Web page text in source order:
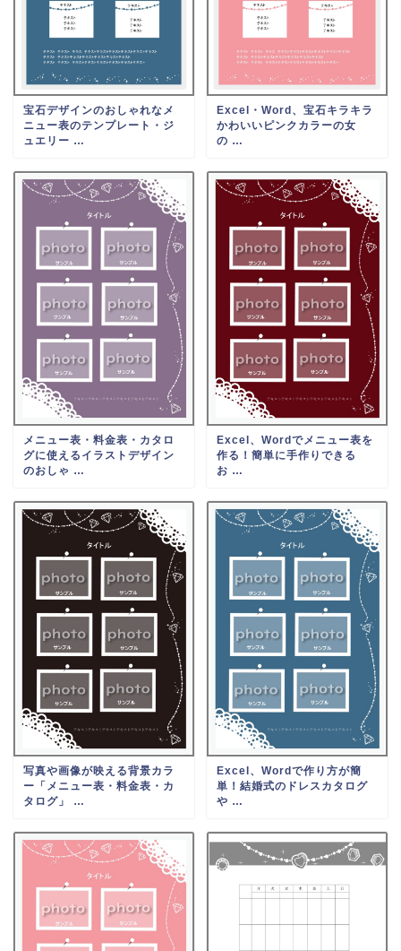
宝石デザインのおしゃれなメ
ニュー表のテンプレート・ジ
ュエリー …
Excel・Word、宝石キラキラ
かわいいピンクカラーの女
の …
メニュー表・料金表・カタロ
グに使えるイラストデザイン
のおしゃ …
Excel、Wordでメニュー表を
作る！簡単に手作りできる
お …
写真や画像が映える背景カラ
ー「メニュー表・料金表・カ
タログ」 …
Excel、Wordで作り方が簡
単！結婚式のドレスカタログ
や …